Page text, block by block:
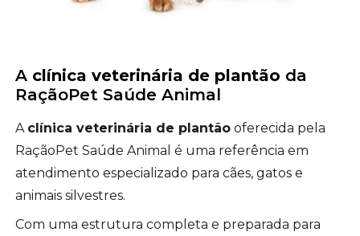
A clínica veterinária de plantão da
RaçãoPet Saúde Animal
A clínica veterinária de plantão oferecida pela
RaçãoPet Saúde Animal é uma referência em
atendimento especializado para cães, gatos e
animais silvestres.
Com uma estrutura completa e preparada para